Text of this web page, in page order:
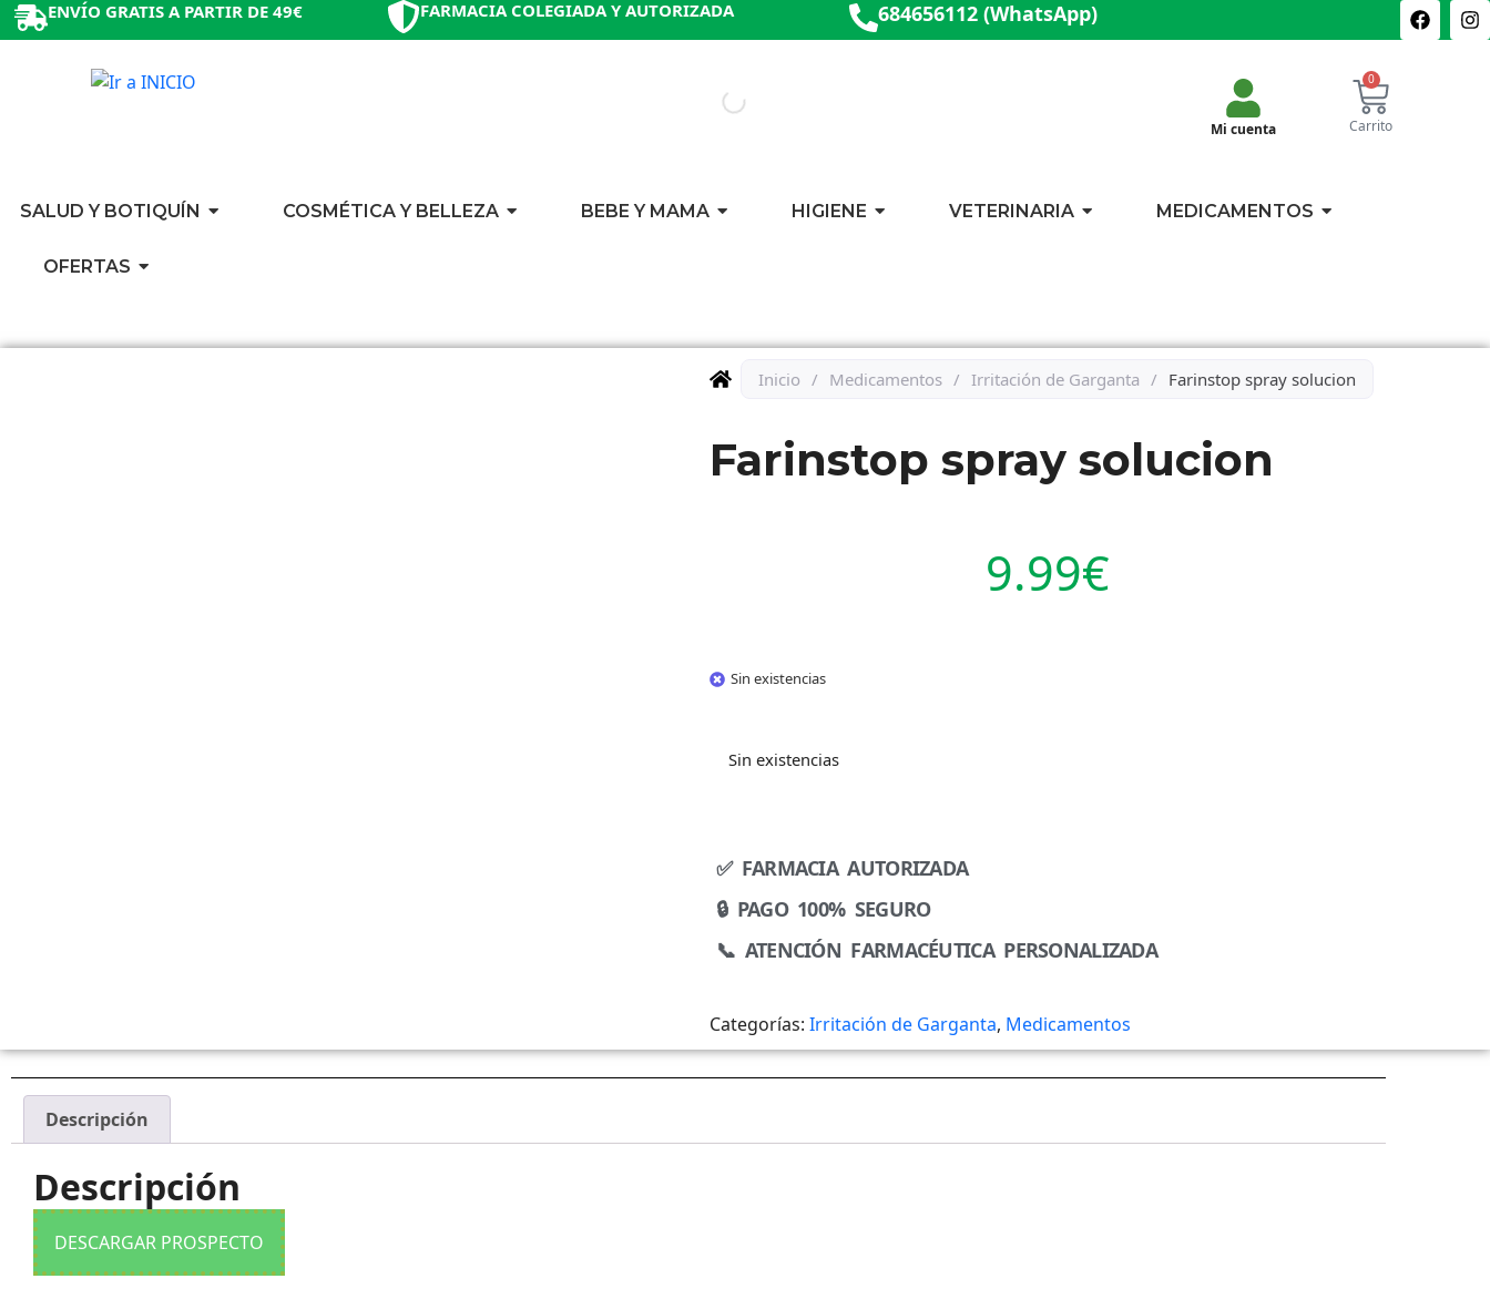
ENVÍO GRATIS A PARTIR DE 49€ FARMACIA COLEGIADA Y AUTORIZADA 684656112 (WhatsApp)
Mi cuenta
0
Carrito
SALUD Y BOTIQUÍN COSMÉTICA Y BELLEZA BEBE Y MAMA HIGIENE VETERINARIA MEDICAMENTOS
OFERTAS
Inicio / Medicamentos / Irritación de Garganta / Farinstop spray solucion
Farinstop spray solucion
9.99€
Sin existencias
Sin existencias
✅ FARMACIA AUTORIZADA
🔒 PAGO 100% SEGURO
📞 ATENCIÓN FARMACÉUTICA PERSONALIZADA
Categorías: Irritación de Garganta, Medicamentos
Descripción
Descripción
DESCARGAR PROSPECTO